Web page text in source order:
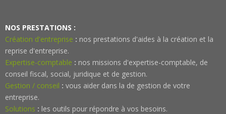
NOS PRESTATIONS :
Création d'entreprise : nos prestations d'aides à la création et la
reprise d'entreprise.
Expertise-comptable : nos missions d'expertise-comptable, de
conseil fiscal, social, juridique et de gestion.
Gestion / conseil : vous aider dans la de gestion de votre
entreprise.
Solutions : les outils pour répondre à vos besoins.